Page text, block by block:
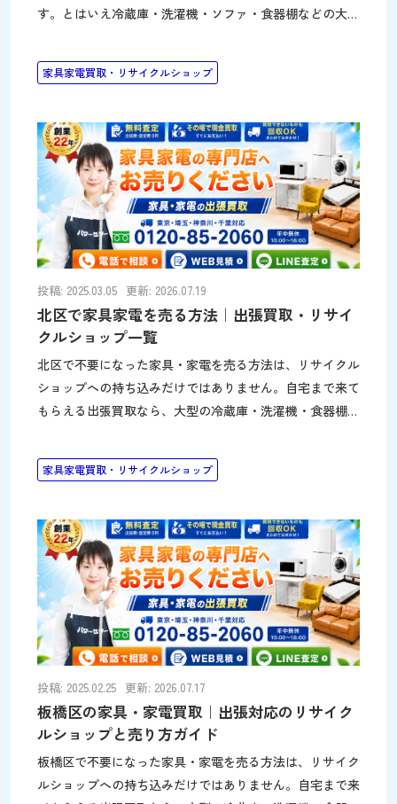
す。とはいえ冷蔵庫・洗濯機・ソファ・食器棚などの大型
く、パワーセラーの出張買取が対応しやすいエリアです。
このページでは、練馬区で家具・家電を賢く売る方法を、
す。練馬・光が丘・大泉学園エリアの住み替えや実家の片
付けにも役立ててください。 練馬区は出張買取の対応エ
リアです 練馬区は、パワーセラー朝霞店（埼玉県朝霞
市）から近く、出張買取の対応エリアです。冷蔵庫・洗濯
機・ソファ・食器棚などの大型品は店舗まで運ぶのが大変
ですが、出張買取なら自宅で査定から搬出まで完結しま
す。パワー
家具家電買取・リサイクルショップ
投稿: 2025.03.05 更新: 2026.07.19
北区で家具家電を売る方法｜出張買取・リサイ
クルショップ一覧
北区で不要になった家具・家電を売る方法は、リサイクル
ショップへの持ち込みだけではありません。自宅まで来て
もらえる出張買取なら、大型の冷蔵庫・洗濯機・食器棚な
エリアの店舗情報もあわせて紹介します。 大型家具・大
型家電も出張買取で対応できます 北区で家具や家電を手
える出張買取を利用する方法があります。パワーセラーは
家具・家電に特化した300坪の大型リサイクルショップを
運営しているため、大型品の査定にも強く、事前に写真で
相談できるサービスも利用できます。 パワーセラーは朝
霞店から北区まで車で約30分です。近距離エリアのため、
予約状況が合えばスムーズに出張買取のご相談
家具家電買取・リサイクルショップ
投稿: 2025.02.25 更新: 2026.07.17
板橋区の家具・家電買取｜出張対応のリサイク
ルショップと売り方ガイド
板橋区で不要になった家具・家電を売る方法は、リサイク
ルショップへの持ち込みだけではありません。自宅まで来